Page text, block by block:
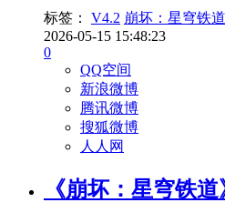
标签： V4.2 崩坏：星穹铁道
2026-05-15 15:48:23
0
QQ空间
新浪微博
腾讯微博
搜狐微博
人人网
《崩坏：星穹铁